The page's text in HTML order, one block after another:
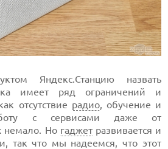
Яндекс.Станцию назвать
имеет ряд ограничений и
отсутствие радио, обучение и
с сервисами даже от
немало. Но гаджетразвивается и
так что мы надеемся, что этот